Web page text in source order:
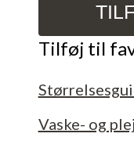
med
retro
mønstre.
Str.
48-
Tilføj til
Vaske- og